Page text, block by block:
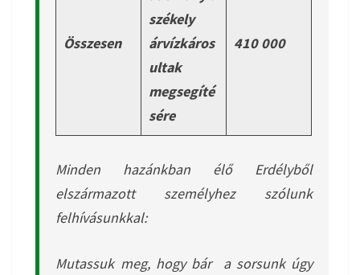
Összesen
székely
árvízkáros
ultak
megsegíté
sére
410 000
Minden hazánkban élő Erdélyből
elszármazott személyhez szólunk
felhívásunkkal:
Mutassuk meg, hogy bár a sorsunk úgy